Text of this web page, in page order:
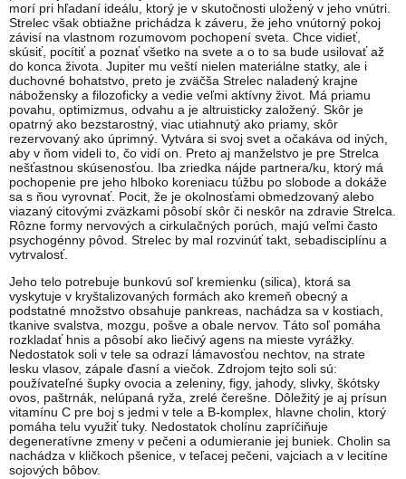
morí pri hľadaní ideálu, ktorý je v skutočnosti uložený v jeho vnútri.
Strelec však obtiažne prichádza k záveru, že jeho vnútorný pokoj
závisí na vlastnom rozumovom pochopení sveta. Chce vidieť,
skúsiť, pocítiť a poznať všetko na svete a o to sa bude usilovať až
do konca života. Jupiter mu veští nielen materiálne statky, ale i
duchovné bohatstvo, preto je zväčša Strelec naladený krajne
nábožensky a filozoficky a vedie veľmi aktívny život. Má priamu
povahu, optimizmus, odvahu a je altruisticky založený. Skôr je
opatrný ako bezstarostný, viac utiahnutý ako priamy, skôr
rezervovaný ako úprimný. Vytvára si svoj svet a očakáva od iných,
aby v ňom videli to, čo vidí on. Preto aj manželstvo je pre Strelca
nešťastnou skúsenosťou. Iba zriedka nájde partnera/ku, ktorý má
pochopenie pre jeho hlboko koreniacu túžbu po slobode a dokáže
sa s ňou vyrovnať. Pocit, že je okolnosťami obmedzovaný alebo
viazaný citovými zväzkami pôsobí skôr či neskôr na zdravie Strelca.
Rôzne formy nervových a cirkulačných porúch, majú veľmi často
psychogénny pôvod. Strelec by mal rozvinúť takt, sebadisciplínu a
vytrvalosť.
Jeho telo potrebuje bunkovú soľ kremienku (silica), ktorá sa
vyskytuje v kryštalizovaných formách ako kremeň obecný a
podstatné množstvo obsahuje pankreas, nachádza sa v kostiach,
tkanive svalstva, mozgu, pošve a obale nervov. Táto soľ pomáha
rozkladať hnis a pôsobí ako liečivý agens na mieste vyrážky.
Nedostatok soli v tele sa odrazí lámavosťou nechtov, na strate
lesku vlasov, zápale ďasní a viečok. Zdrojom tejto soli sú:
používateľné šupky ovocia a zeleniny, figy, jahody, slivky, škótsky
ovos, paštrnák, nelúpaná ryža, zrelé čerešne. Dôležitý je aj prísun
vitamínu C pre boj s jedmi v tele a B-komplex, hlavne cholin, ktorý
pomáha telu využiť tuky. Nedostatok cholínu zapríčiňuje
degeneratívne zmeny v pečeni a odumieranie jej buniek. Cholin sa
nachádza v kličkoch pšenice, v teľacej pečeni, vajciach a v lecitíne
sojových bôbov.